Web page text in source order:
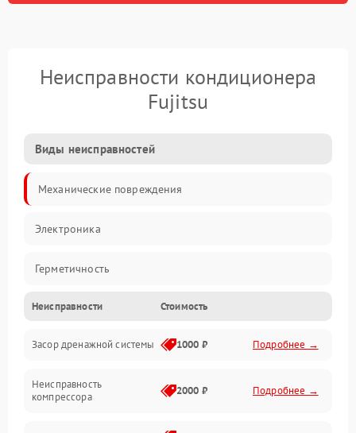
Неисправности кондиционера
Fujitsu
Виды неисправностей
Механические повреждения
Электроника
Герметичность
Механика
Управление
Электропитание
Неисправности Стоимость
Засор дренажной системы 1000 ₽ Подробнее →
Неисправность
компрессора
2000 ₽ Подробнее →